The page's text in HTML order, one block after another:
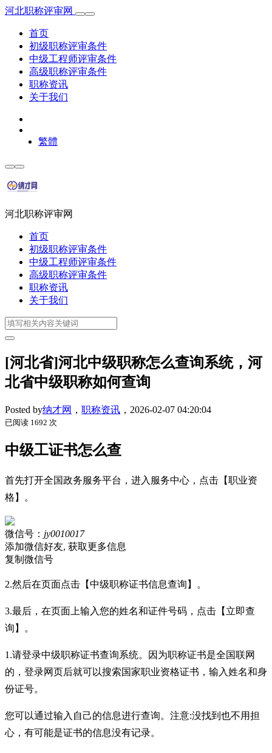
河北职称评审网
首页
初级职称评审条件
中级工程师评审条件
高级职称评审条件
职称资讯
关于我们
繁體
河北职称评审网
首页
初级职称评审条件
中级工程师评审条件
高级职称评审条件
职称资讯
关于我们
[河北省]河北中级职称怎么查询系统，河
北省中级职称如何查询
Posted by纳才网 ， 职称资讯 ， 2026-02-07 04:20:04
已阅读 1692 次
中级工证书怎么查
首先打开全国政务服务平台，进入服务中心，点击【职业资
格】。
微信号： jy0010017
添加微信好友, 获取更多信息
复制微信号
2.然后在页面点击【中级职称证书信息查询】。
3.最后，在页面上输入您的姓名和证件号码，点击【立即查
询】。
1.请登录中级职称证书查询系统。因为职称证书是全国联网
的，登录网页后就可以搜索国家职业资格证书，输入姓名和身
份证号。
您可以通过输入自己的信息进行查询。注意:没找到也不用担
心，有可能是证书的信息没有记录。